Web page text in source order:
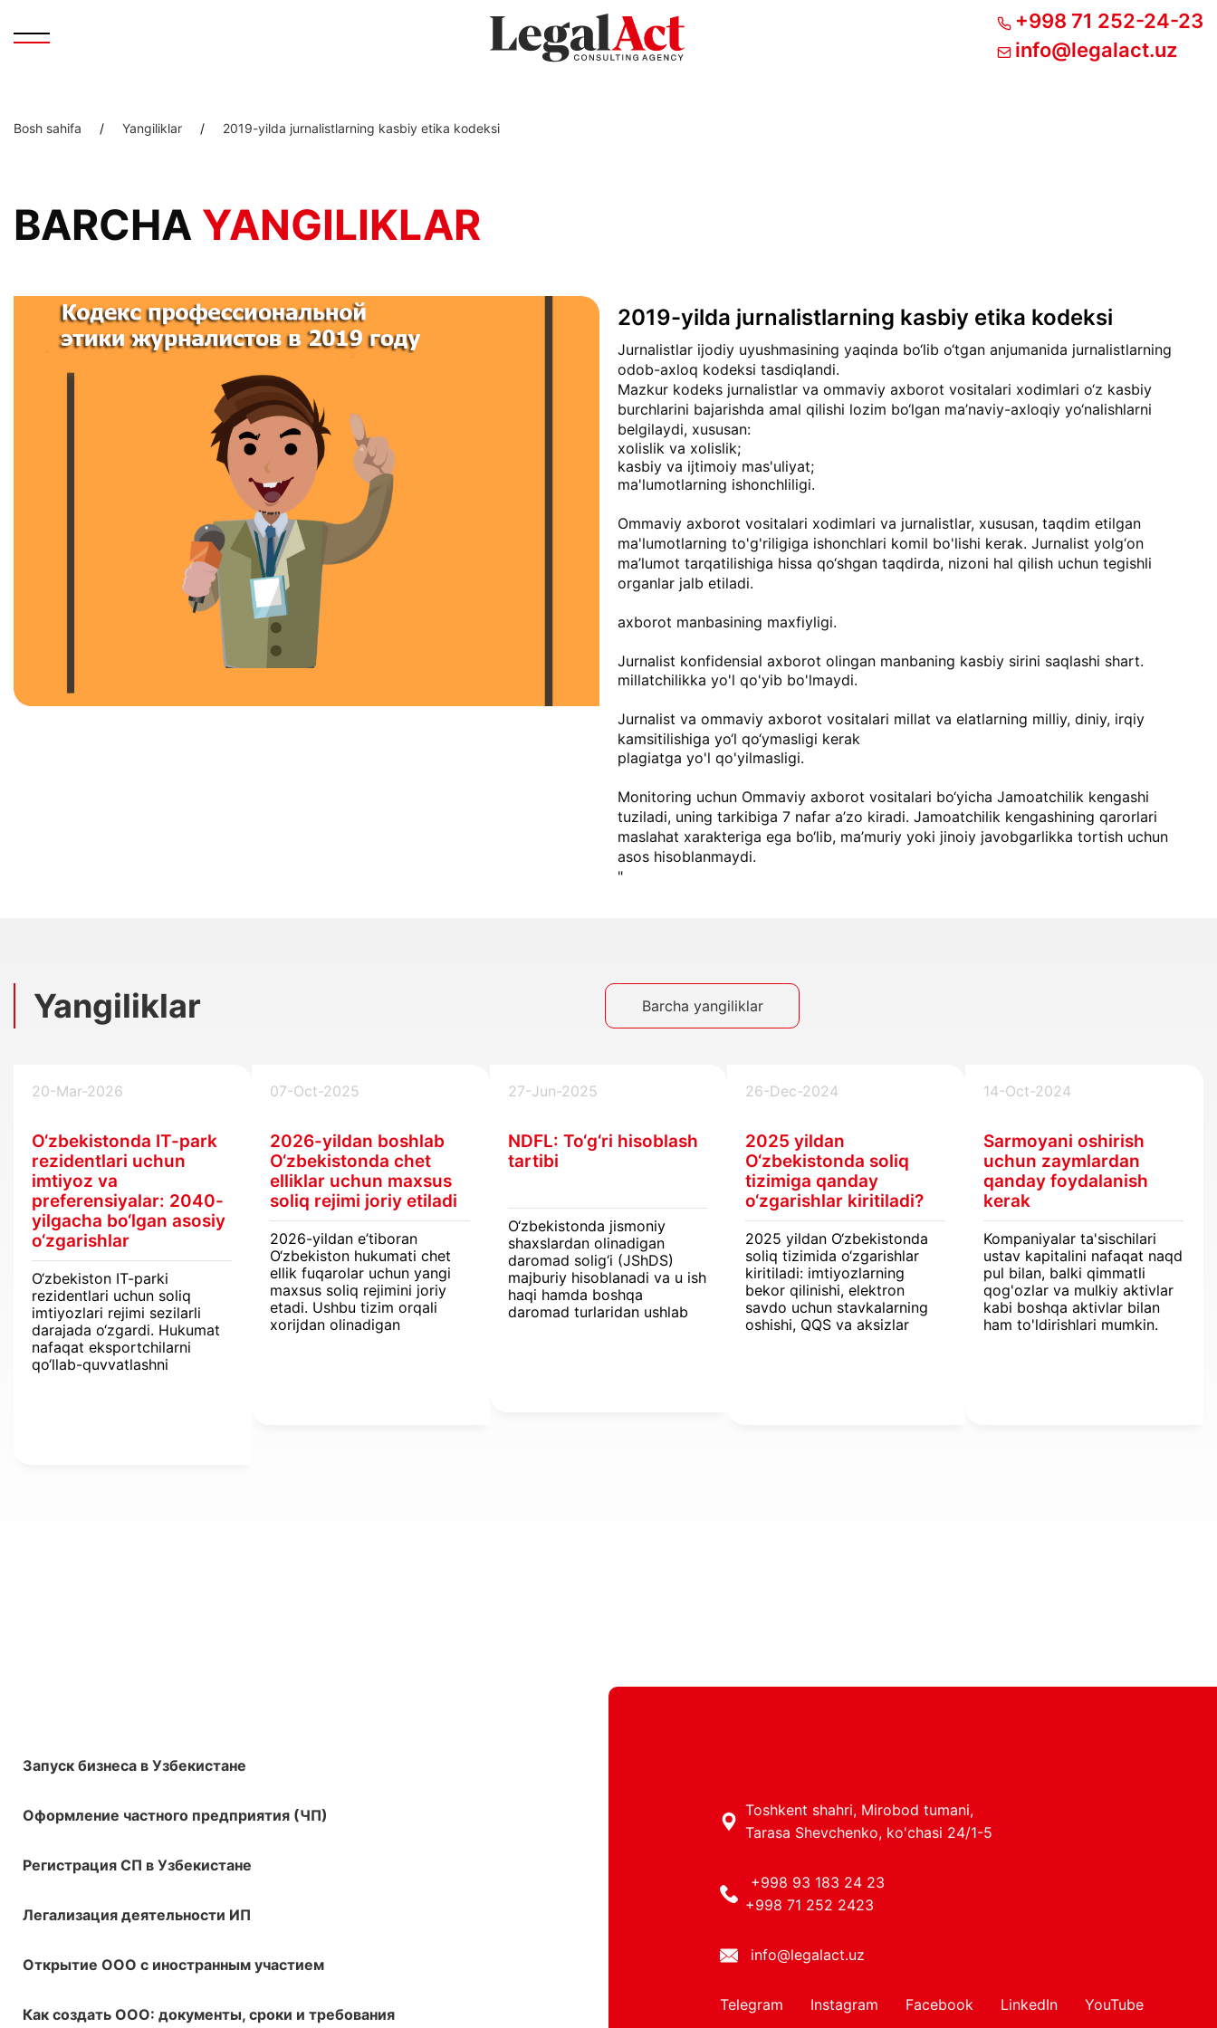
+998 71 252-24-23
info@legalact.uz
Bosh sahifa / Yangiliklar / 2019-yilda jurnalistlarning kasbiy etika kodeksi
BARCHA YANGILIKLAR
2019-yilda jurnalistlarning kasbiy etika kodeksi
Jurnalistlar ijodiy uyushmasining yaqinda bo‘lib o‘tgan anjumanida jurnalistlarning
odob-axloq kodeksi tasdiqlandi.
Mazkur kodeks jurnalistlar va ommaviy axborot vositalari xodimlari o‘z kasbiy
burchlarini bajarishda amal qilishi lozim bo‘lgan ma’naviy-axloqiy yo‘nalishlarni
belgilaydi, xususan:
xolislik va xolislik;
kasbiy va ijtimoiy mas'uliyat;
ma'lumotlarning ishonchliligi.
Ommaviy axborot vositalari xodimlari va jurnalistlar, xususan, taqdim etilgan
ma'lumotlarning to'g'riligiga ishonchlari komil bo'lishi kerak. Jurnalist yolg‘on
ma’lumot tarqatilishiga hissa qo‘shgan taqdirda, nizoni hal qilish uchun tegishli
organlar jalb etiladi.
axborot manbasining maxfiyligi.
Jurnalist konfidensial axborot olingan manbaning kasbiy sirini saqlashi shart.
millatchilikka yo'l qo'yib bo'lmaydi.
Jurnalist va ommaviy axborot vositalari millat va elatlarning milliy, diniy, irqiy
kamsitilishiga yo‘l qo‘ymasligi kerak
plagiatga yo'l qo'yilmasligi.
Monitoring uchun Ommaviy axborot vositalari bo‘yicha Jamoatchilik kengashi
tuziladi, uning tarkibiga 7 nafar a’zo kiradi. Jamoatchilik kengashining qarorlari
maslahat xarakteriga ega bo‘lib, ma’muriy yoki jinoiy javobgarlikka tortish uchun
asos hisoblanmaydi.
"
Yangiliklar Barcha yangiliklar
20-Mar-2026
O‘zbekistonda IT-park
rezidentlari uchun
imtiyoz va
preferensiyalar: 2040-
yilgacha bo‘lgan asosiy
o‘zgarishlar
O‘zbekiston IT-parki
rezidentlari uchun soliq
imtiyozlari rejimi sezilarli
darajada o‘zgardi. Hukumat
nafaqat eksportchilarni
qo‘llab-quvvatlashni
07-Oct-2025
2026-yildan boshlab
O‘zbekistonda chet
elliklar uchun maxsus
soliq rejimi joriy etiladi
2026-yildan e’tiboran
O‘zbekiston hukumati chet
ellik fuqarolar uchun yangi
maxsus soliq rejimini joriy
etadi. Ushbu tizim orqali
xorijdan olinadigan
27-Jun-2025
NDFL: To‘g‘ri hisoblash
tartibi
O‘zbekistonda jismoniy
shaxslardan olinadigan
daromad solig‘i (JShDS)
majburiy hisoblanadi va u ish
haqi hamda boshqa
daromad turlaridan ushlab
26-Dec-2024
2025 yildan
O‘zbekistonda soliq
tizimiga qanday
o‘zgarishlar kiritiladi?
2025 yildan O‘zbekistonda
soliq tizimida o‘zgarishlar
kiritiladi: imtiyozlarning
bekor qilinishi, elektron
savdo uchun stavkalarning
oshishi, QQS va aksizlar
14-Oct-2024
Sarmoyani oshirish
uchun zaymlardan
qanday foydalanish
kerak
Kompaniyalar ta'sischilari
ustav kapitalini nafaqat naqd
pul bilan, balki qimmatli
qog'ozlar va mulkiy aktivlar
kabi boshqa aktivlar bilan
ham to'ldirishlari mumkin.
Запуск бизнеса в Узбекистане
Оформление частного предприятия (ЧП)
Регистрация СП в Узбекистане
Легализация деятельности ИП
Открытие ООО с иностранным участием
Как создать ООО: документы, сроки и требования
Toshkent shahri, Mirobod tumani,
Tarasa Shevchenko, ko'chasi 24/1-5
+998 93 183 24 23
+998 71 252 2423
info@legalact.uz
Telegram Instagram Facebook LinkedIn YouTube